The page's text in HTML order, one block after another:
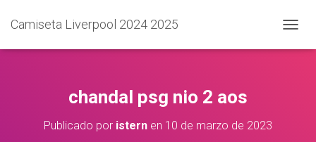
Camiseta Liverpool 2024 2025
A
chandal psg nio 2 aos
Publicado por istern en 10 de marzo de 2023